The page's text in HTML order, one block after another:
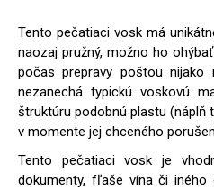
Tento pečatiaci vosk má
naozaj pružný, možno ho
počas prepravy poštou nijako
nezanechá typickú voskovú
štruktúru podobnú plastu (náplň
v momente jej chceného
Tento pečatiaci vosk je
dokumenty, fľaše vína či